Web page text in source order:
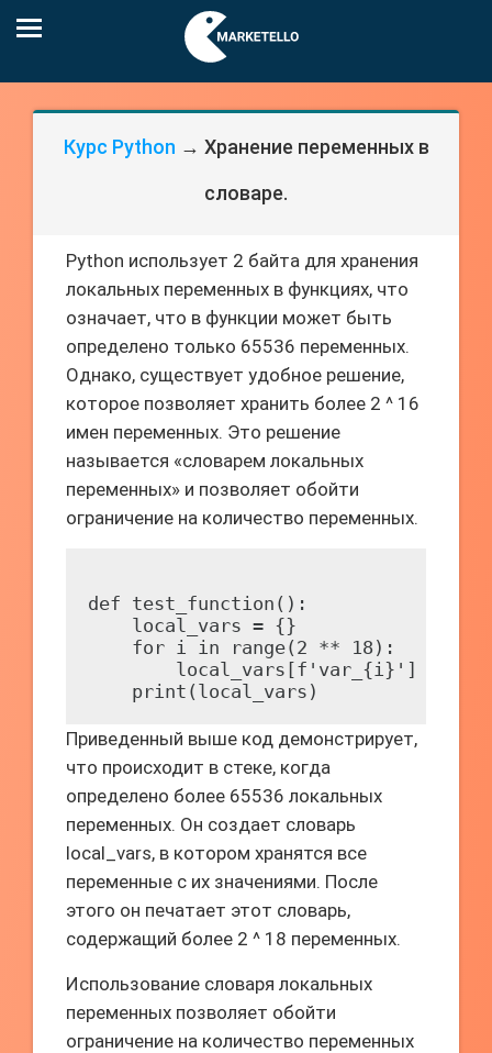
Курс Python → Хранение переменных в
словаре.
Python использует 2 байта для хранения
локальных переменных в функциях, что
означает, что в функции может быть
определено только 65536 переменных.
Однако, существует удобное решение,
которое позволяет хранить более 2 ^ 16
имен переменных. Это решение
называется «словарем локальных
переменных» и позволяет обойти
ограничение на количество переменных.
def test_function():
    local_vars = {}
    for i in range(2 ** 18):
        local_vars[f'var_{i}'] = i
Приведенный выше код демонстрирует,
что происходит в стеке, когда
определено более 65536 локальных
переменных. Он создает словарь
local_vars, в котором хранятся все
переменные с их значениями. После
этого он печатает этот словарь,
содержащий более 2 ^ 18 переменных.
Использование словаря локальных
переменных позволяет обойти
ограничение на количество переменных